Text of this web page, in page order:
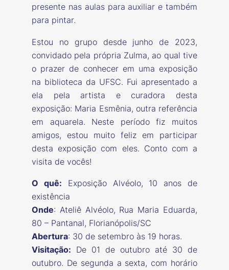
presente nas aulas para auxiliar e também
para pintar.
Estou no grupo desde junho de 2023,
convidado pela própria Zulma, ao qual tive
o prazer de conhecer em uma exposição
na biblioteca da UFSC. Fui apresentado a
ela pela artista e curadora desta
exposição: Maria Esmênia, outra referência
em aquarela. Neste período fiz muitos
amigos, estou muito feliz em participar
desta exposição com eles. Conto com a
visita de vocês!
O quê: Exposição Alvéolo, 10 anos de
existência
Onde: Ateliê Alvéolo, Rua Maria Eduarda,
80 – Pantanal, Florianópolis/SC
Abertura: 30 de setembro às 19 horas.
Visitação: De 01 de outubro até 30 de
outubro. De segunda a sexta, com horário